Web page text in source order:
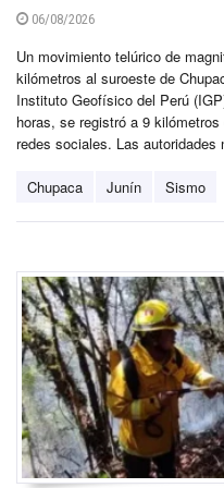
06/08/2026
Un movimiento telúrico de
kilómetros al suroeste de
Instituto Geofísico del Perú
horas, se registró a 9
redes sociales. Las autoridades
Chupaca Junín Sismo